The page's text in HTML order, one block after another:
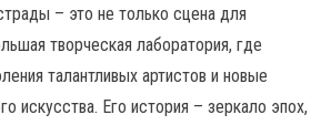
– это не только сцена для
творческая лаборатория, где
талантливых артистов и новые
искусства. Его история – зеркало эпох,